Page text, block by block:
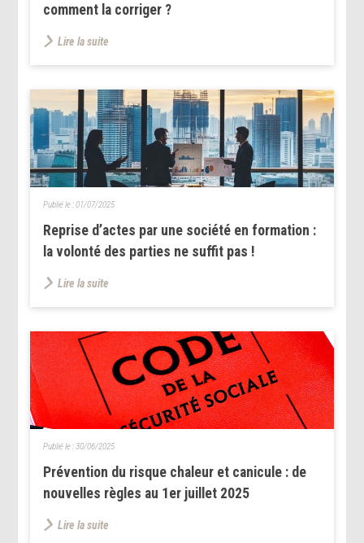
comment la corriger ?
Lire la suite
Reprise d’actes par une société en formation :
la volonté des parties ne suffit pas !
Publié le :01/07/2025
Lire la suite
Prévention du risque chaleur et canicule : de
nouvelles règles au 1er juillet 2025
Publié le :30/06/2025
Lire la suite